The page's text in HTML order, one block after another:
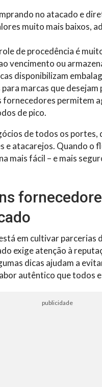
no atacado e
muito mais baixos,
de procedência é
vencimento ou
disponibilizam
marcas que
fornecedores permitem
de pico.
de todos os
atacarejos. Quando o
mais fácil – e mais
em cultivar parcerias
exige atenção à
dicas ajudam a
autêntico que todos
publicidade